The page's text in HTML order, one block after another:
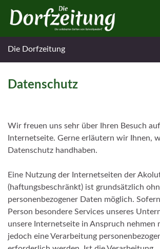
Die Dorfzeitung
Datenschutz
Wir freuen uns sehr über Ihren Besuch
Internetseite. Gerne erläutern wir Ihnen,
Datenschutz handhaben.
Eine Nutzung der Internetseiten der
(haftungsbeschränkt) ist grundsätzlich
personenbezogener Daten möglich.
Person besondere Services unseres
unsere Internetseite in Anspruch nehmen
jedoch eine Verarbeitung